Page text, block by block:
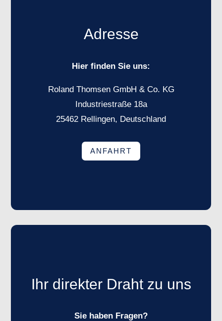
Adresse
Hier finden Sie uns:
Roland Thomsen GmbH & Co. KG
Industriestraße 18a
25462 Rellingen, Deutschland
ANFAHRT
Ihr direkter Draht zu uns
Sie haben Fragen?